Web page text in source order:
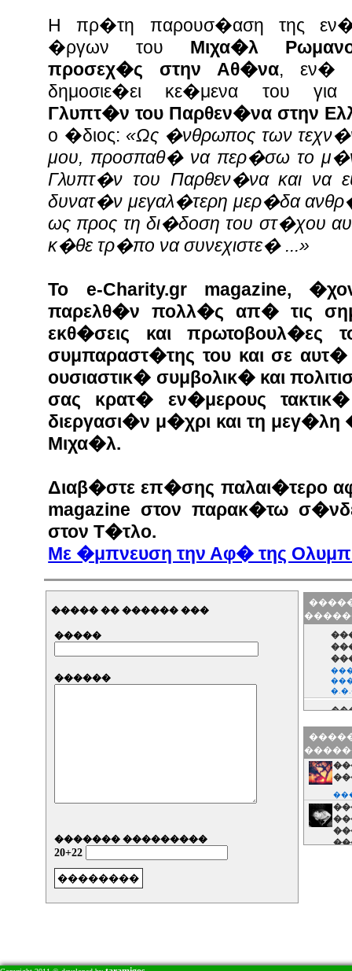
Η πρ�τη παρουσ�αση της
�ργων του Μιχα�λ
προσεχ�ς στην Αθ�να, εν�
δημοσιε�ει κε�μενα του
Γλυπτ�ν του Παρθεν�να στην
ο �διος: «Ως �νθρωπος των
μου, προσπαθ� να περ�σω το
Γλυπτ�ν του Παρθεν�να και να
δυνατ�ν μεγαλ�τερη μερ�δα
ως προς τη δι�δοση του στ�χου
κ�θε τρ�πο να συνεχιστε� ...»
Το e-Charity.gr magazine,
παρελθ�ν πολλ�ς απ� τις
εκθ�σεις και πρωτοβουλ�ες
συμπαραστ�της του και σε
ουσιαστικ� συμβολικ� και
σας κρατ� εν�μερους
διεργασι�ν μ�χρι και τη
Μιχα�λ.
Διαβ�στε επ�σης παλαι�τερο
magazine στον παρακ�τω
στον Τ�τλο.
Με �μπνευση την Αφ� της
����� �� ������ ���
�����
������
������� ���������
20+22